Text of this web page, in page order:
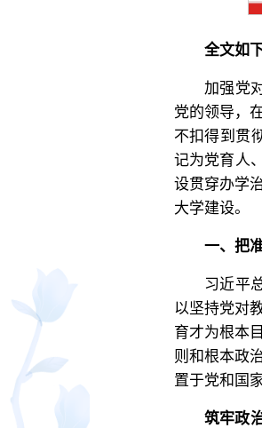
全文如下
加强党
党的领导，
不扣得到贯
记为党育人
设贯穿办学
大学建设。
一、把
习近平
以坚持党对
育才为根本
则和根本政
置于党和国
筑牢政